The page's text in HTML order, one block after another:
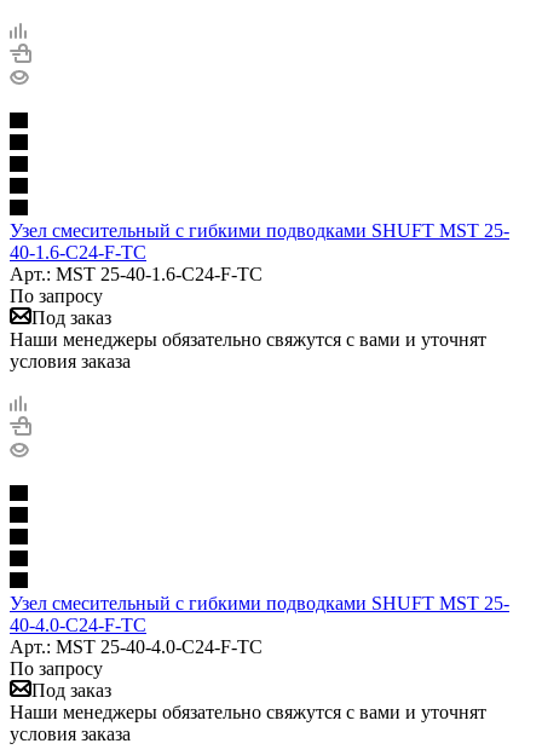
Узел смесительный с гибкими подводками SHUFT MST 25-
40-1.6-C24-F-TC
Арт.: MST 25-40-1.6-C24-F-TC
По запросу
Под заказ
Наши менеджеры обязательно свяжутся с вами и уточнят
условия заказа
Узел смесительный с гибкими подводками SHUFT MST 25-
40-4.0-C24-F-TC
Арт.: MST 25-40-4.0-C24-F-TC
По запросу
Под заказ
Наши менеджеры обязательно свяжутся с вами и уточнят
условия заказа